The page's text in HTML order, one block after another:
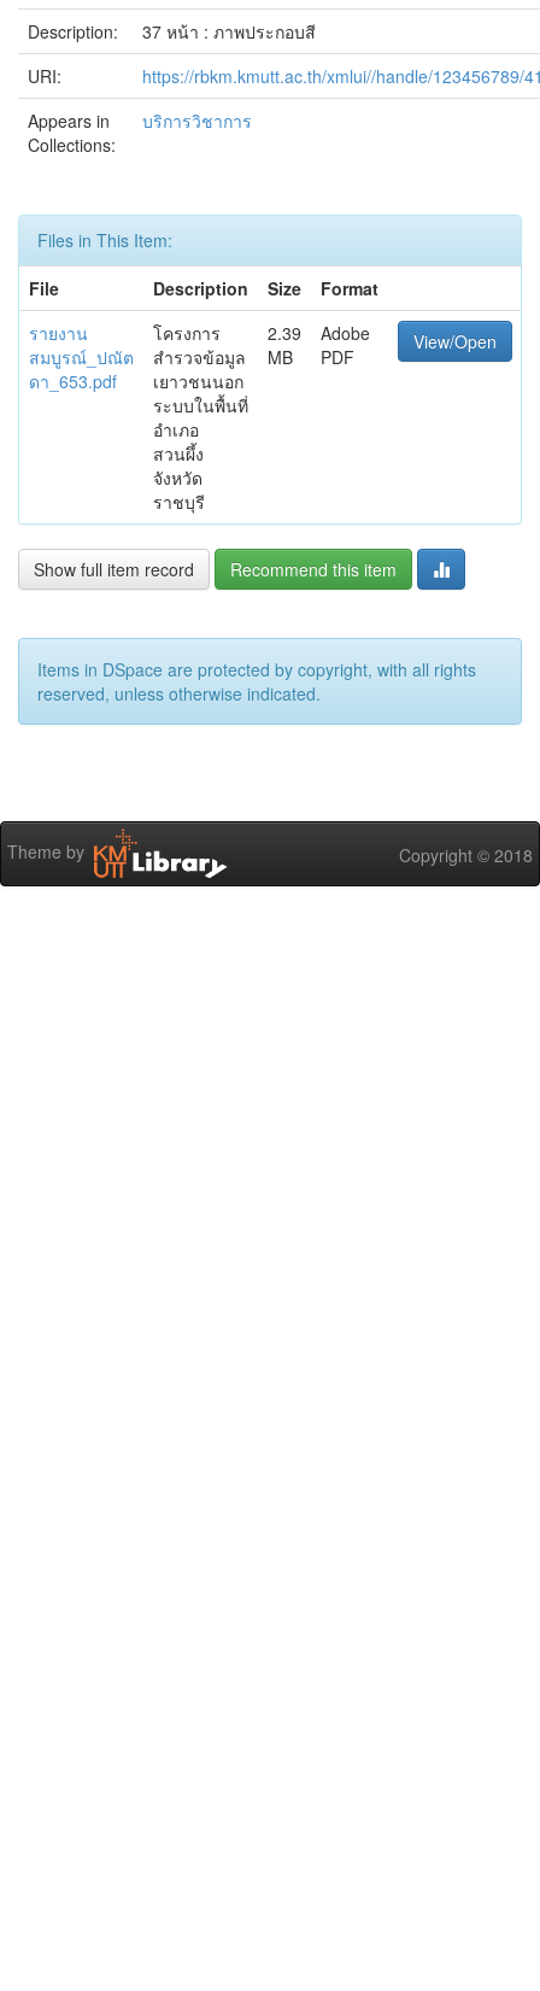
Description:
37 หน้า : ภาพประกอบสี
URI:
https://rbkm.kmutt.ac.th/xmlui//handle/123456789/
Appears in
Collections:
บริการวิชาการ
Files in This Item:
File
Description Size
Format
รายงาน
สมบูรณ์_ปณัต
ดา_653.pdf
โครงการ
สำรวจข้อมูล
เยาวชนนอก
ระบบในพื้นที่
อำเภอ
สวนผึ้ง
จังหวัด
ราชบุรี
2.39
MB
Adobe
PDF
View/Open
Show full item record Recommend this item
Items in DSpace are protected by copyright, with all rights
reserved, unless otherwise indicated.
Theme by Copyright © 2018